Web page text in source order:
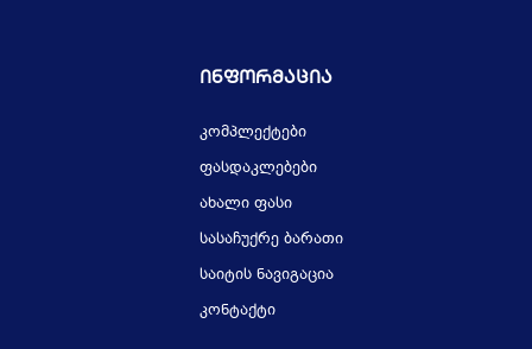
Ინფორმაცია
კომპლექტები
ფასდაკლებები
ახალი ფასი
სასაჩუქრე ბარათი
საიტის ნავიგაცია
კონტაქტი